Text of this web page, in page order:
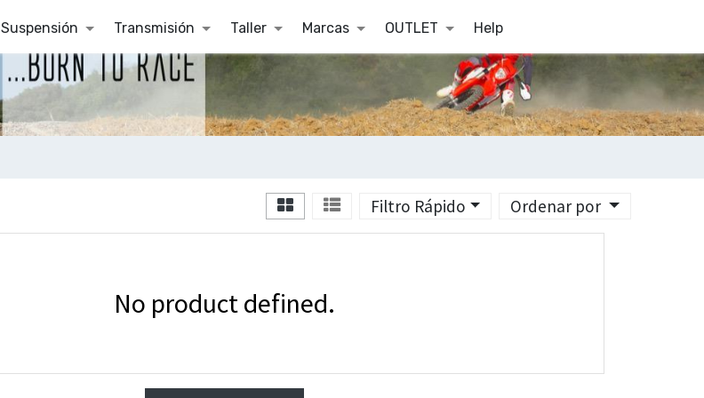
Suspensión Transmisión Taller Marcas OUTLET Help
Ordenar por
Filtro Rápido
No product defined.